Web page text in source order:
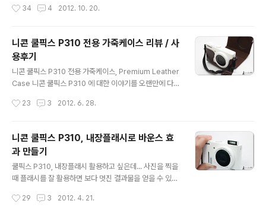
를 통한 촬영 결과물 소개와는 관련이 없는데요. 그럼 왜 갑
는 간단합니다. 최근 니콘에서 P310 전용 스킨을 출시했
다고 하는데요. 이전에 체험단을 진행한 후 해당 기기를 와
이프에게 선물로 줬었는데 이참에 좀 더 스타일리쉬하게
꾸며보면서 색다른 느낌으로 변화를 주고 싶어서 이 스킨
을 부착해 보았습니다.이에 쿨픽스 P310 스타일리시 스킨
자 하는 분들에게 도움이 되는 정보를 드릴까하여 포스팅
34 4 2012. 10. 20.
니콘 쿨픽스 P310 전용 가죽케이스 리뷰 / 사
용후기
니콘 쿨픽스 P310 전용 가죽케이스, Premium Leather
Case 니콘 쿨픽스 P310 에 대한 이야기를 오랜만에 다루
계셨을거라 생각되는데요. 지난 5월말까지 쿨픽스 P310
고객에게 니콘에서 전용 가죽케이스(Premium Leather
Case)를 제공하는 이벤트를 진행했었습니다. 저 같은 경
우는 P310 체험단 활동을 완료하고 제품을 증정받았던터
라 해당 기간 동안 정품 등록을 했었는데요. 그리고는 잊고
있다가 얼마전 케이스를 받았고, 이제서야 P310 가죽케이
가죽케이스에 대한 첫 인상은 위 이미지에서 보시는 것처
23 3 2012. 6. 28.
니콘 쿨픽스 P310, 내장플래시로 바운스 효
과 만들기
쿨픽스 P310, 내장플래시 활용하고 싶은데... 사진을 찍을
때 플래시를 잘 활용하면 보다 멋진 결과물을 얻을 수 있는
는 것으로 인식하는 분들이 많이 계신데 사실은 그렇지가
29 3 2012. 4. 21.